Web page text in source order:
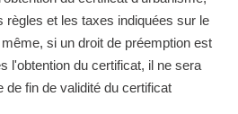
règles et les taxes indiquées sur le
si un droit de préemption est
l'obtention du certificat, il ne sera
de fin de validité du certificat